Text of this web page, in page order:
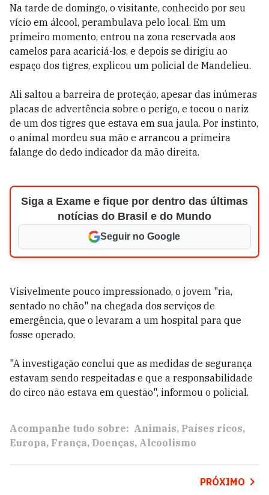
Na tarde de domingo, o visitante, conhecido por seu
vício em álcool, perambulava pelo local. Em um
primeiro momento, entrou na zona reservada aos
camelos para acariciá-los, e depois se dirigiu ao
espaço dos tigres, explicou um policial de Mandelieu.
Ali saltou a barreira de proteção, apesar das inúmeras
placas de advertência sobre o perigo, e tocou o nariz
de um dos tigres que estava em sua jaula. Por instinto,
o animal mordeu sua mão e arrancou a primeira
falange do dedo indicador da mão direita.
Siga a Exame e fique por dentro das últimas
notícias do Brasil e do Mundo
Seguir no Google
Visivelmente pouco impressionado, o jovem "ria,
sentado no chão" na chegada dos serviços de
emergência, que o levaram a um hospital para que
fosse operado.
"A investigação conclui que as medidas de segurança
estavam sendo respeitadas e que a responsabilidade
do circo não estava em questão", informou o policial.
Acompanhe tudo sobre: Animais Países ricos
Europa França Doenças Alcoolismo
PRÓXIMO